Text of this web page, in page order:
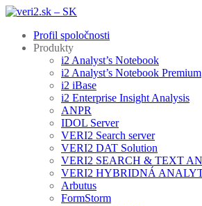
Preskočiť
obsah
Menu
Zavrieť
Profil spoločnosti
Produkty
i2 Analyst’s Notebook
i2 Analyst’s Notebook Premium
i2 iBase
i2 Enterprise Insight Analysis
ANPR
IDOL Server
VERI2 Search server
VERI2 DAT Solution
VERI2 SEARCH & TEXT
VERI2 HYBRIDNÁ
Arbutus
FormStorm